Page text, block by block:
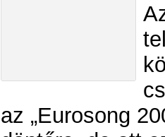
az „Eurosong